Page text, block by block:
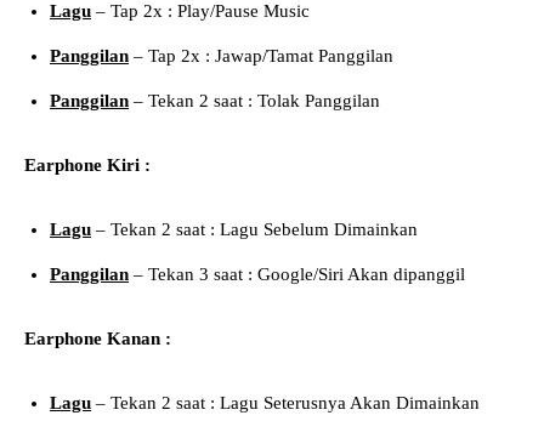
Lagu – Tap 2x : Play/Pause Music
Panggilan – Tap 2x : Jawap/Tamat Panggilan
Panggilan – Tekan 2 saat : Tolak Panggilan
Earphone Kiri :
Lagu – Tekan 2 saat : Lagu Sebelum Dimainkan
Panggilan – Tekan 3 saat : Google/Siri Akan dipanggil
Earphone Kanan :
Lagu – Tekan 2 saat : Lagu Seterusnya Akan Dimainkan